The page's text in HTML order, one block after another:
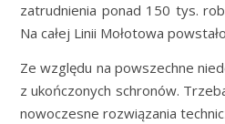
zatrudnienia ponad 150 tys.
Na całej Linii Mołotowa
Ze względu na powszechne
z ukończonych schronów.
nowoczesne rozwiązania